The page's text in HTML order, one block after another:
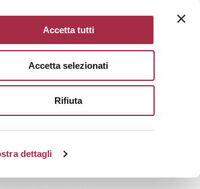
dettagli
Accetta tutti
Accetta selezionati
Rifiuta